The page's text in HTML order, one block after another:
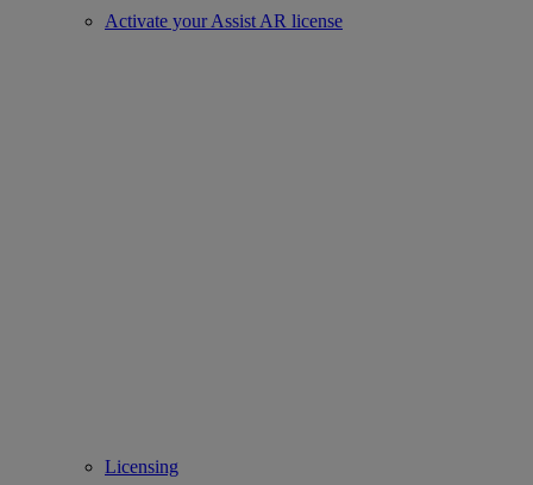
Activate your Assist AR license
Licensing